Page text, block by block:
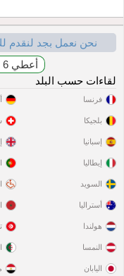
نحن نعمل بجد
لقاءات حسب البلد
فرنسا
بلجيكا
إسبانيا
إيطاليا
السويد
أستراليا
هولندا
النمسا
اليابان